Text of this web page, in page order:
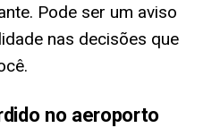
Pode ser um aviso
nas decisões que
no aeroporto